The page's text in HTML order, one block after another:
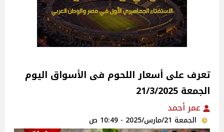
تعرف على أسعار اللحوم فى الأسواق‎‎ اليوم
الجمعة 21/3/2025
عمر أحمد
الجمعة 21/مارس/2025 - 10:49 ص